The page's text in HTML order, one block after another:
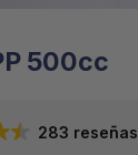
500cc
283 reseñas